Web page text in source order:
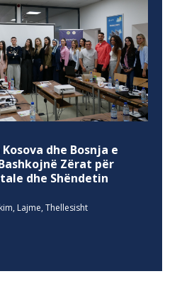
dhe Bosnja e
Zërat për
dhe Shëndetin
, Lajme, Thellesisht